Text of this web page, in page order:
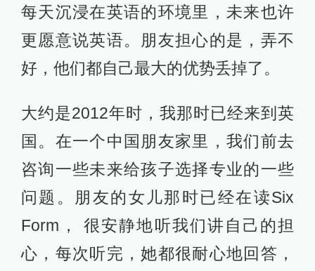
每天沉浸在英语的环境里，未来也许
更愿意说英语。朋友担心的是，弄不
好，他们都自己最大的优势丢掉了。
大约是2012年时，我那时已经来到英
国。在一个中国朋友家里，我们前去
咨询一些未来给孩子选择专业的一些
问题。朋友的女儿那时已经在读Six
Form， 很安静地听我们讲自己的担
心，每次听完，她都很耐心地回答，